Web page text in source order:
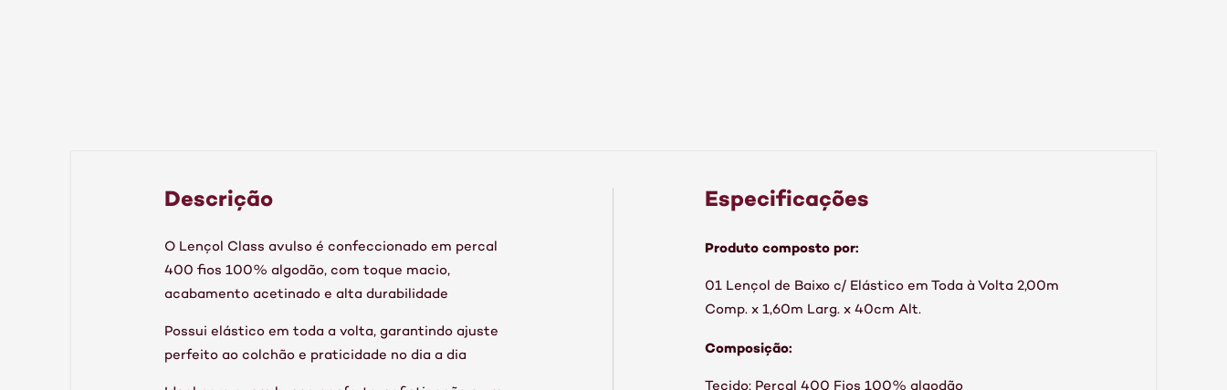
Descrição
O Lençol Class avulso é confeccionado em percal
400 fios 100% algodão, com toque macio,
acabamento acetinado e alta durabilidade
Possui elástico em toda a volta, garantindo ajuste
perfeito ao colchão e praticidade no dia a dia
Especificações
Produto composto por:
01 Lençol de Baixo c/ Elástico em Toda à Volta 2,00m
Comp. x 1,60m Larg. x 40cm Alt.
Composição:
Tecido: Percal 400 Fios 100% algodão